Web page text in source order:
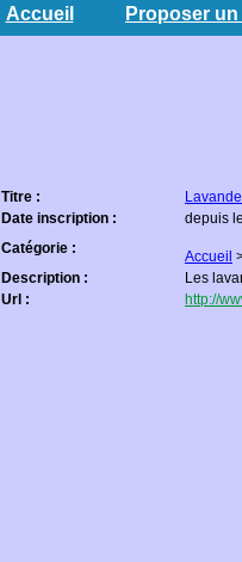
Accueil Proposer
Titre :
Date inscription :
depuis
Catégorie :
Accueil
Description :
Les
Url :
http://